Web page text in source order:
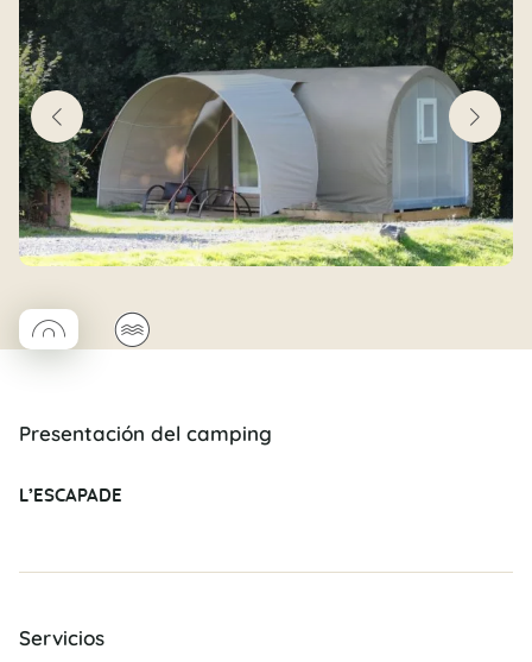
◯Coco rond🌊
Presentación del camping
L’ESCAPADE
Servicios